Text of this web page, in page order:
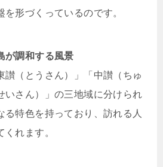
を形づくっているのです。
が調和する風景
讃（とうさん）」「中讃（ちゅ
いさん）」の三地域に分けられ
る特色を持っており、訪れる人
れます。